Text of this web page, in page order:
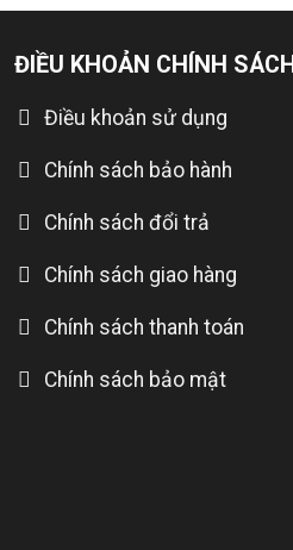
ĐIỀU KHOẢN CHÍNH SÁCH
Điều khoản sử dụng
Chính sách bảo hành
Chính sách đổi trả
Chính sách giao hàng
Chính sách thanh toán
Chính sách bảo mật